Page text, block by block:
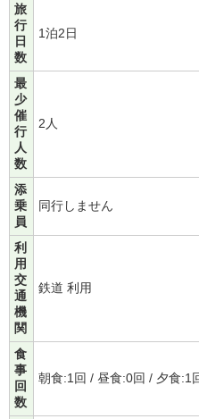
旅
行
日
数
1泊2日
最
少
催
行
人
数
2人
添
乗
員
同行しません
利
用
交
通
機
関
鉄道 利用
食
事
回
数
朝食:1回 / 昼食:0回 / 夕食:1